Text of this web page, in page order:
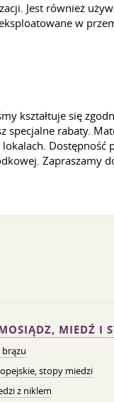
Jest również
w
kształtuje się
rabaty.
Zapraszamy
MIEDŹ I
stopy miedzi
z niklem